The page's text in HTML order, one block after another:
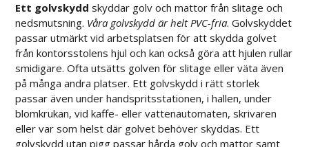
Ett golvskydd skyddar golv och mattor från slitage och
nedsmutsning. Våra golvskydd är helt PVC-fria. Golvskyddet
passar utmärkt vid arbetsplatsen för att skydda golvet
från kontorsstolens hjul och kan också göra att hjulen rullar
smidigare. Ofta utsätts golven för slitage eller väta även
på många andra platser. Ett golvskydd i rätt storlek
passar även under handspritsstationen, i hallen, under
blomkrukan, vid kaffe- eller vattenautomaten, skrivaren
eller var som helst där golvet behöver skyddas. Ett
golvskydd utan pigg passar hårda golv och mattor samt